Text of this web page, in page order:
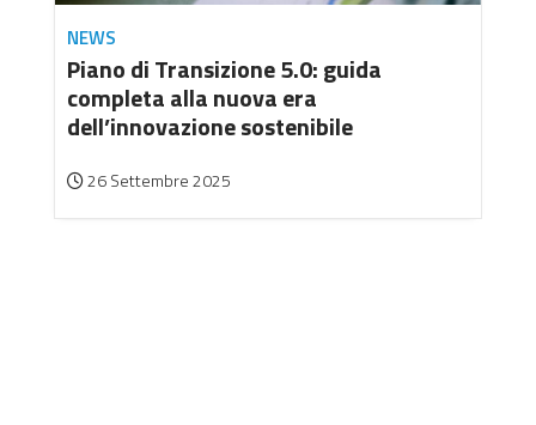
NEWS
Piano di Transizione 5.0: guida
completa alla nuova era
dell’innovazione sostenibile
26 Settembre 2025